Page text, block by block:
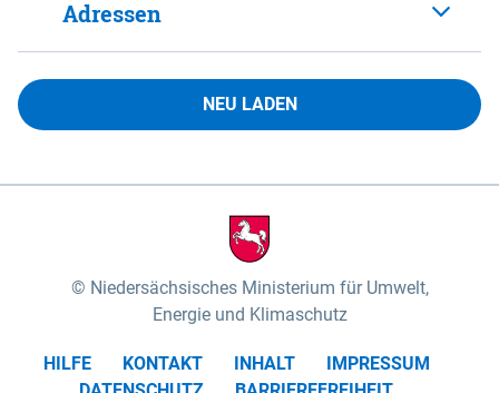
Adressen
NEU LADEN
Niedersächsisches Ministerium für Umwelt,
Energie und Klimaschutz
HILFE KONTAKT INHALT
IMPRESSUM